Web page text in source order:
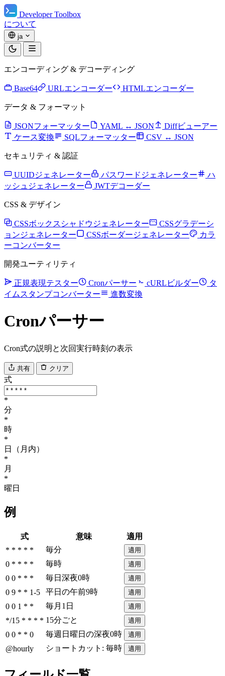
Developer Toolbox
について
ja
エンコーディング & デコーディング
Base64 URLエンコーダー HTMLエンコーダー
データ & フォーマット
JSONフォーマッター YAML ↔ JSON
Diffビューアー
ケース変換
SQLフォーマッター CSV ↔ JSON
セキュリティ & 認証
UUIDジェネレーター パスワードジェネレーター
ハ
ッシュジェネレーター
JWTデコーダー
CSS & デザイン
CSSボックスシャドウジェネレーター
CSSグラデーシ
ョンジェネレーター
CSSボーダージェネレーター
カラ
ーコンバーター
開発ユーティリティ
正規表現テスター Cronパーサー cURLビルダー
タ
イムスタンプコンバーター
進数変換
Cronパーサー
Cron式の説明と次回実行時刻の表示
共有 クリア
式
*
分
*
時
*
日（月内）
*
月
*
曜日
例
式 意味
適用
* * * * *
毎分 適用
0 * * * * 毎時 適用
0 0 * * * 毎日深夜0時 適用
0 9 * * 1-5 平日の午前9時 適用
0 0 1 * * 毎月1日 適用
*/15 * * * * 15分ごと 適用
0 0 * * 0 毎週日曜日の深夜0時 適用
@hourly ショートカット: 毎時 適用